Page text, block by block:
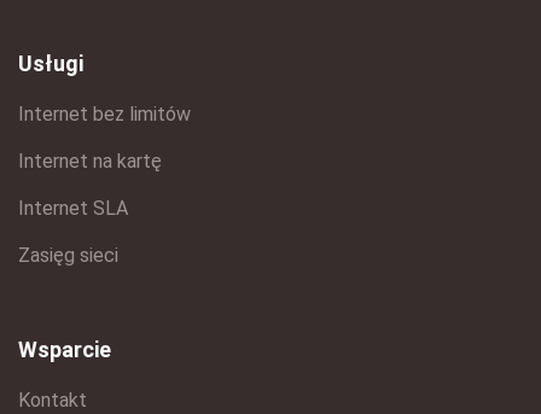
Usługi
Internet bez limitów
Internet na kartę
Internet SLA
Zasięg sieci
Wsparcie
Kontakt